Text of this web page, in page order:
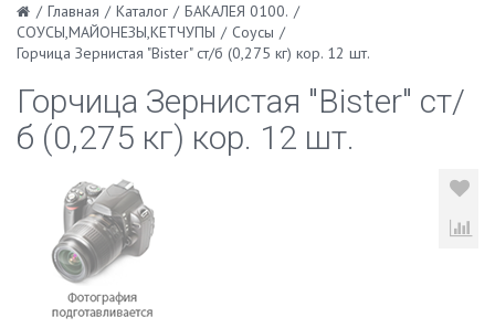
/ Главная / Каталог / БАКАЛЕЯ 0100. /
СОУСЫ,МАЙОНЕЗЫ,КЕТЧУПЫ / Соусы /
Горчица Зернистая "Bister" ст/б (0,275 кг) кор. 12 шт.
Горчица Зернистая "Bister" ст/
б (0,275 кг) кор. 12 шт.